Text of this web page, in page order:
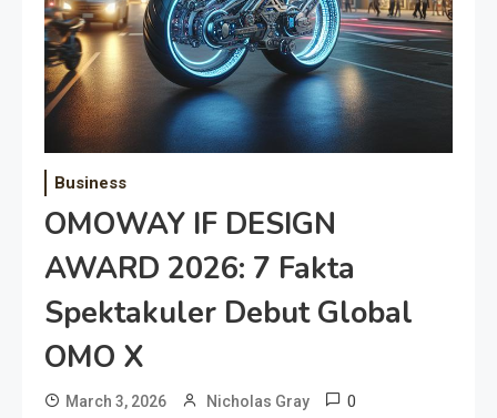
Business
OMOWAY IF DESIGN
AWARD 2026: 7 Fakta
Spektakuler Debut Global
OMO X
March 3, 2026 Nicholas Gray 0